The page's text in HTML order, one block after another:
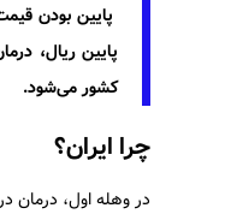
پایین بودن
پایین ریال،
کشور می‌شود.
چرا ایران؟
در وهله اول، درمان